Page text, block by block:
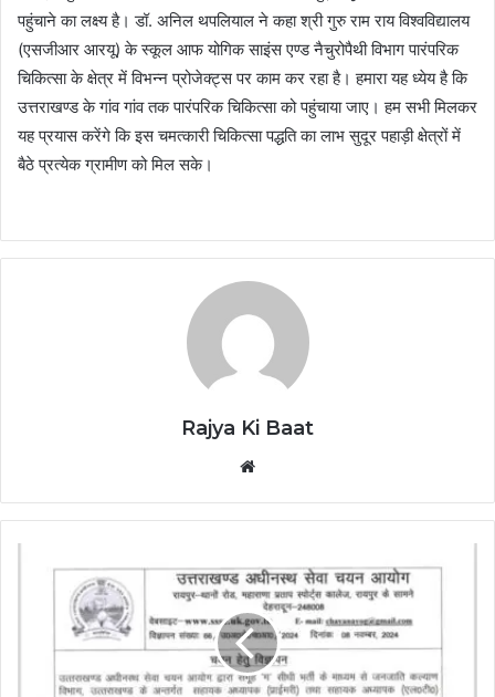
पहुंचाने का लक्ष्य है। डॉ. अनिल थपलियाल ने कहा श्री गुरु राम राय विश्वविद्यालय
(एसजीआर आरयू) के स्कूल आफ योगिक साइंस एण्ड नैचुरोपैथी विभाग पारंपरिक
चिकित्सा के क्षेत्र में विभन्न प्रोजेक्ट्स पर काम कर रहा है। हमारा यह ध्येय है कि
उत्तराखण्ड के गांव गांव तक पारंपरिक चिकित्सा को पहुंचाया जाए। हम सभी मिलकर
यह प्रयास करेंगे कि इस चमत्कारी चिकित्सा पद्धति का लाभ सुदूर पहाड़ी क्षेत्रों में
बैठे प्रत्येक ग्रामीण को मिल सके।
Rajya Ki Baat